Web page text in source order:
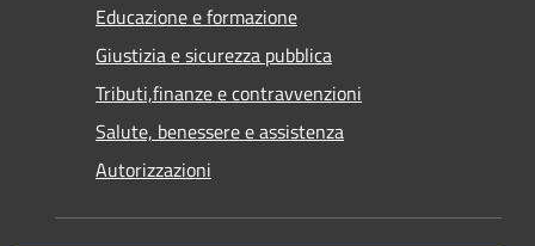
Educazione e formazione
Giustizia e sicurezza pubblica
Tributi,finanze e contravvenzioni
Salute, benessere e assistenza
Autorizzazioni